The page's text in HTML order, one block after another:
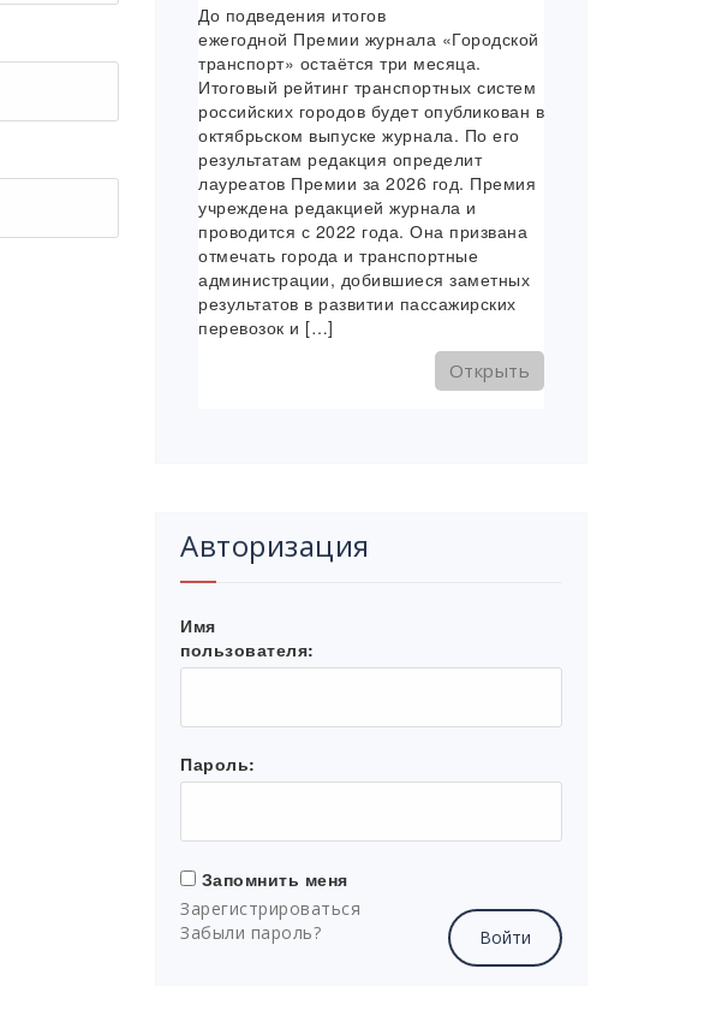
До подведения итогов
ежегодной Премии журнала «Городской
транспорт» остаётся три месяца.
Итоговый рейтинг транспортных систем
российских городов будет опубликован в
октябрьском выпуске журнала. По его
результатам редакция определит
лауреатов Премии за 2026 год. Премия
учреждена редакцией журнала и
проводится с 2022 года. Она призвана
отмечать города и транспортные
администрации, добившиеся заметных
результатов в развитии пассажирских
перевозок и […]
Открыть
Авторизация
Имя
пользователя:
Пароль:
Запомнить меня
Войти
Зарегистрироваться
Забыли пароль?